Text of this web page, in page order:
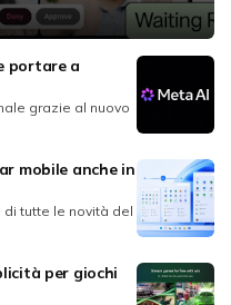
portare a
grazie al nuovo
mobile anche in
tutte le novità del
per giochi